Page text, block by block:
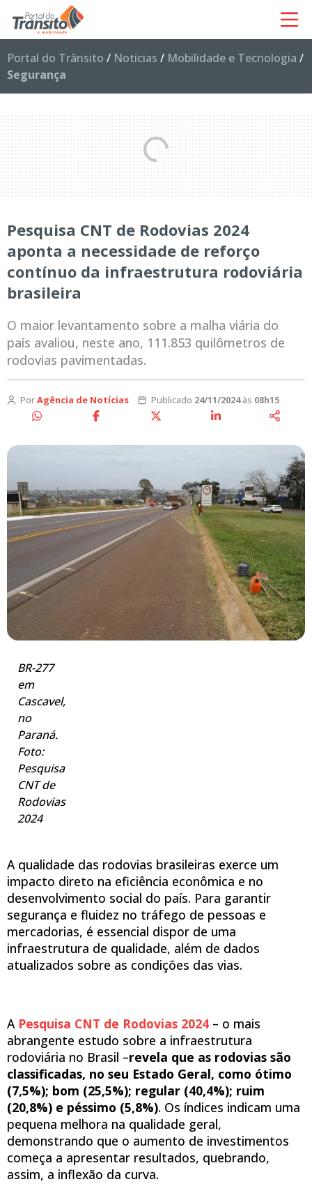
Portal do Trânsito / Notícias / Mobilidade e Tecnologia /
Segurança
Pesquisa CNT de Rodovias 2024
aponta a necessidade de reforço
contínuo da infraestrutura rodoviária
brasileira
O maior levantamento sobre a malha viária do
país avaliou, neste ano, 111.853 quilômetros de
rodovias pavimentadas.
PorAgência de Notícias Publicado 24/11/2024às 08h15
BR-277
em
Cascavel,
no
Paraná.
Foto:
Pesquisa
CNT de
Rodovias
2024
A qualidade das rodovias brasileiras exerce um
impacto direto na eficiência econômica e no
desenvolvimento social do país. Para garantir
segurança e fluidez no tráfego de pessoas e
mercadorias, é essencial dispor de uma
infraestrutura de qualidade, além de dados
atualizados sobre as condições das vias.
A Pesquisa CNT de Rodovias 2024 – o mais
abrangente estudo sobre a infraestrutura
rodoviária no Brasil –revela que as rodovias são
classificadas, no seu Estado Geral, como ótimo
(7,5%); bom (25,5%); regular (40,4%); ruim
(20,8%) e péssimo (5,8%). Os índices indicam uma
pequena melhora na qualidade geral,
demonstrando que o aumento de investimentos
começa a apresentar resultados, quebrando,
assim, a inflexão da curva.